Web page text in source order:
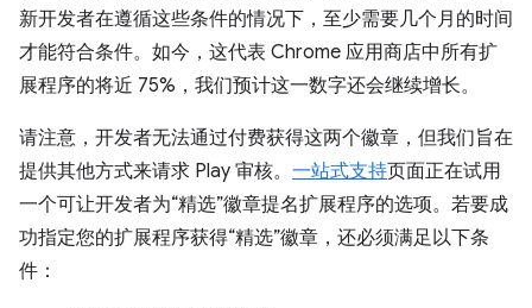
新开发者在遵循这些条件的情况下，至少需要几个月的时间
才能符合条件。如今，这代表 Chrome 应用商店中所有扩
展程序的将近 75%，我们预计这一数字还会继续增长。
请注意，开发者无法通过付费获得这两个徽章，但我们旨在
提供其他方式来请求 Play 审核。 一站式支持页面正在试用
一个可让开发者为“精选”徽章提名扩展程序的选项。若要成
功指定您的扩展程序获得“精选”徽章，还必须满足以下条
件：